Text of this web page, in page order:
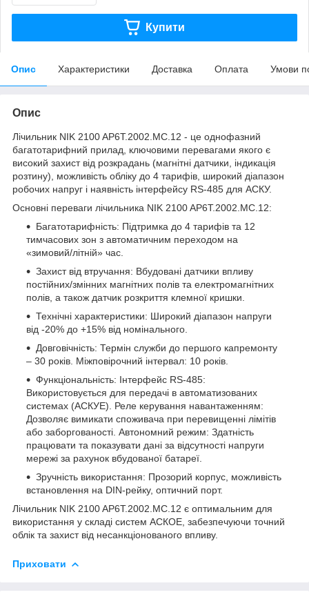
Купити
Опис Характеристики Доставка Оплата Умови
Опис
Лічильник NIK 2100 AP6T.2002.MC.12 - це однофазний
багатотарифний прилад, ключовими перевагами якого є
високий захист від розкрадань (магнітні датчики, індикація
розтину), можливість обліку до 4 тарифів, широкий діапазон
робочих напруг і наявність інтерфейсу RS-485 для АСКУ.
Основні переваги лічильника NIK 2100 AP6T.2002.MC.12:
Багатотарифність: Підтримка до 4 тарифів та 12
тимчасових зон з автоматичним переходом на
«зимовий/літній» час.
Захист від втручання: Вбудовані датчики впливу
постійних/змінних магнітних полів та електромагнітних
полів, а також датчик розкриття клемної кришки.
Технічні характеристики: Широкий діапазон напруги
від -20% до +15% від номінального.
Довговічність: Термін служби до першого капремонту
– 30 років. Міжповірочний інтервал: 10 років.
Функціональність: Інтерфейс RS-485:
Використовується для передачі в автоматизованих
системах (АСКУЕ). Реле керування навантаженням:
Дозволяє вимикати споживача при перевищенні лімітів
або заборгованості. Автономний режим: Здатність
працювати та показувати дані за відсутності напруги
мережі за рахунок вбудованої батареї.
Зручність використання: Прозорий корпус, можливість
встановлення на DIN-рейку, оптичний порт.
Лічильник NIK 2100 AP6T.2002.MC.12 є оптимальним для
використання у складі систем АСКОЕ, забезпечуючи точний
облік та захист від несанкціонованого впливу.
Приховати